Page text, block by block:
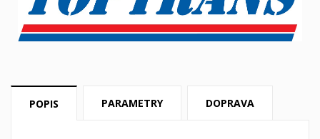
POPIS PARAMETRY DOPRAVA